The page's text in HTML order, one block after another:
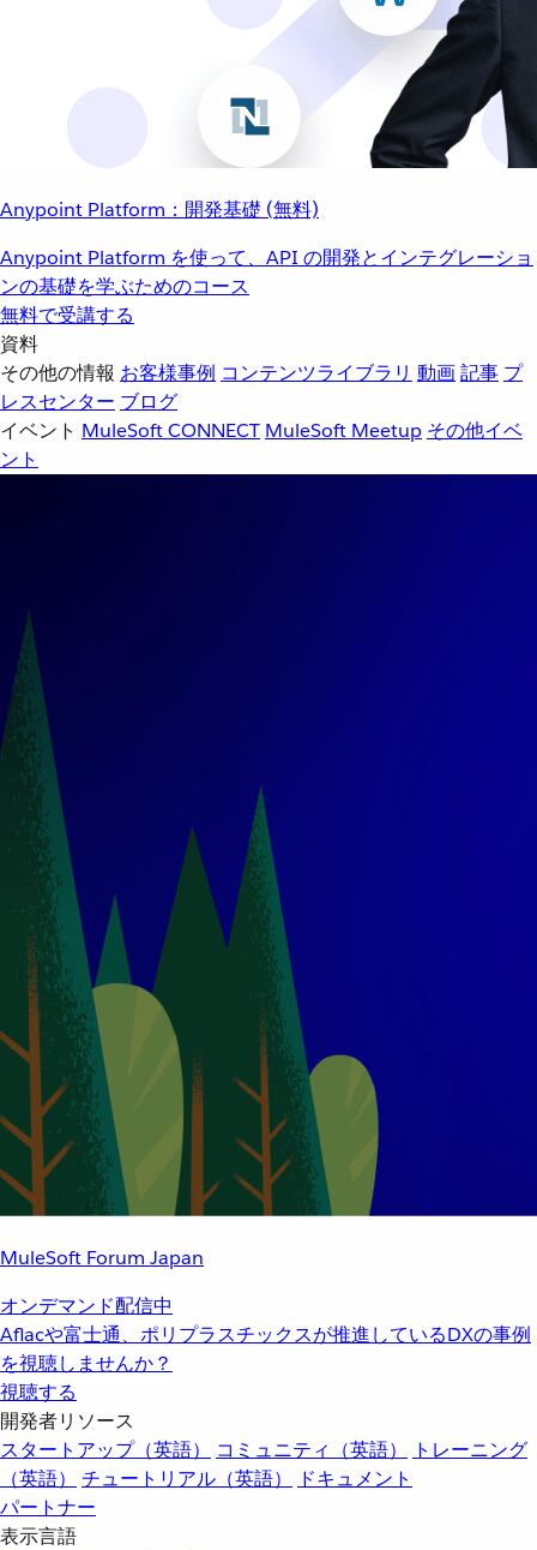
Anypoint Platform：開発基礎 (無料)
Anypoint Platform を使って、API の開発とインテグレーショ
ンの基礎を学ぶためのコース
無料で受講する
資料
その他の情報 お客様事例 コンテンツライブラリ 動画記事 プ
レスセンター ブログ
イベント MuleSoft CONNECT MuleSoft Meetup その他イベ
ント
MuleSoft Forum Japan
オンデマンド配信中
Aflacや富士通、ポリプラスチックスが推進しているDXの事例
を視聴しませんか？
視聴する
開発者リソース
スタートアップ（英語）
コミュニティ（英語）
トレーニング
（英語）
チュートリアル（英語）
ドキュメント
パートナー
表示言語